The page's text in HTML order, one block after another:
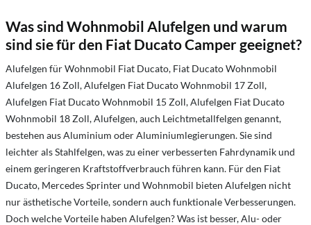
Was sind Wohnmobil Alufelgen und warum
sind sie für den Fiat Ducato Camper geeignet?
Alufelgen für Wohnmobil Fiat Ducato, Fiat Ducato Wohnmobil
Alufelgen 16 Zoll, Alufelgen Fiat Ducato Wohnmobil 17 Zoll,
Alufelgen Fiat Ducato Wohnmobil 15 Zoll, Alufelgen Fiat Ducato
Wohnmobil 18 Zoll, Alufelgen, auch Leichtmetallfelgen genannt,
bestehen aus Aluminium oder Aluminiumlegierungen. Sie sind
leichter als Stahlfelgen, was zu einer verbesserten Fahrdynamik und
einem geringeren Kraftstoffverbrauch führen kann. Für den Fiat
Ducato, Mercedes Sprinter und Wohnmobil bieten Alufelgen nicht
nur ästhetische Vorteile, sondern auch funktionale Verbesserungen.
Doch welche Vorteile haben Alufelgen? Was ist besser, Alu- oder